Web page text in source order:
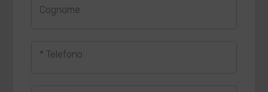
Cognome
* Telefono